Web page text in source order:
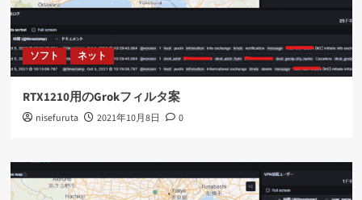
ソフト ネット
RTX1210用のGrokフィルタ案
nisefuruta 2021年10月8日 0